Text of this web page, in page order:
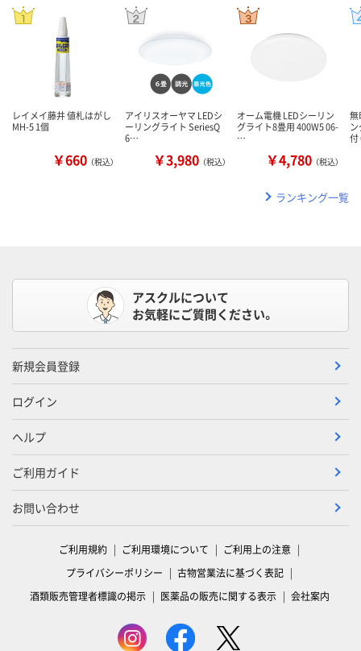
レイメイ藤井 値札はがし
MH-5 1個
￥660 （税込）
アイリスオーヤマ LEDシ
ーリングライト SeriesQ
6…
￥3,980 （税込）
オーム電機 LEDシーリン
グライト8畳用 400W5 06-
…
￥4,780 （税込）
無
ランキング一覧
アスクルについて
お気軽にご質問ください。
新規会員登録
ログイン
ヘルプ
ご利用ガイド
お問い合わせ
ご利用規約 ご利用環境について
ご利用上の注意
プライバシーポリシー
古物営業法に基づく表記
酒類販売管理者標識の掲示
医薬品の販売に関する表示 会社案内